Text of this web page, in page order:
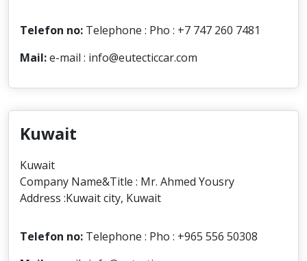
Telefon no: Telephone : Pho : +7 747 260 7481
Mail:e-mail : info@eutecticcar.com
Kuwait
Kuwait
Company Name&Title : Mr. Ahmed Yousry
Address :Kuwait city, Kuwait
Telefon no: Telephone : Pho : +965 556 50308